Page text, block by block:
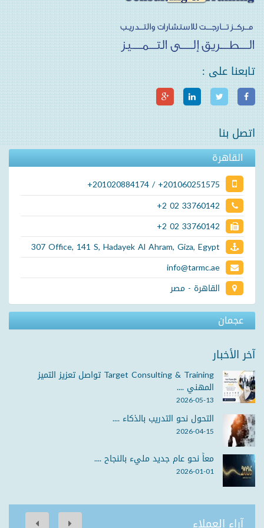
تابعنا على :
اتصل بنا
القاهرة
+201020884174 / +201060251575
+2 02 33760142
+2 02 33760142
307 Office, 141 S, Hadayek Al Ahram, Giza, Egypt
info@tarmc.ae
القاهرة - مصر
عجمان
آخر الأخبار
Target Consulting & Training تواصل تعزيز التميز
المهني ....
2026-05-13
التحول نحو التدريب بالذكاء ....
2026-04-15
معاً نحو عام جديد مليء بالنجاح ....
2026-01-01
آراء العملاء